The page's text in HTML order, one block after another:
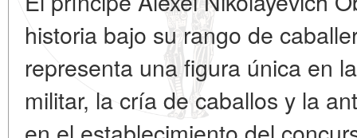
historia bajo su rango de
representa una figura única en
militar, la cría de caballos y la